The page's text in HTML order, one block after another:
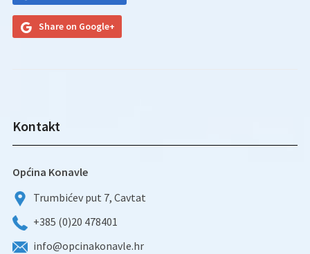
Share on Google+
Kontakt
Općina Konavle
Trumbićev put 7, Cavtat
+385 (0)20 478401
info@opcinakonavle.hr